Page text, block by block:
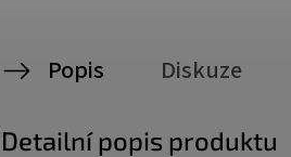
Popis Diskuze
Detailní popis produktu